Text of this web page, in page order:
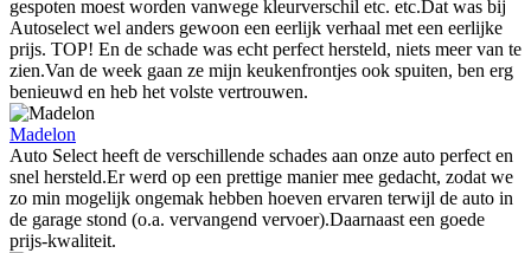
gespoten moest worden vanwege kleurverschil etc. etc.Dat was bij
Autoselect wel anders gewoon een eerlijk verhaal met een eerlijke
prijs. TOP! En de schade was echt perfect hersteld, niets meer van te
zien.Van de week gaan ze mijn keukenfrontjes ook spuiten, ben erg
benieuwd en heb het volste vertrouwen.
Madelon
Auto Select heeft de verschillende schades aan onze auto perfect en
snel hersteld.Er werd op een prettige manier mee gedacht, zodat we
zo min mogelijk ongemak hebben hoeven ervaren terwijl de auto in
de garage stond (o.a. vervangend vervoer).Daarnaast een goede
prijs-kwaliteit.